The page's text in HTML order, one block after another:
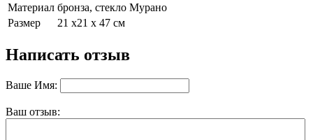
Материал бронза, стекло Мурано
Размер
21 х21 х 47 см
Написать отзыв
Ваше Имя:
Ваш отзыв: